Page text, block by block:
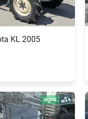
KL 2005